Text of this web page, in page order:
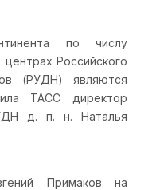
по числу
Российского
(РУДН) являются
ТАСС директор
д. п. н. Наталья
Примаков на